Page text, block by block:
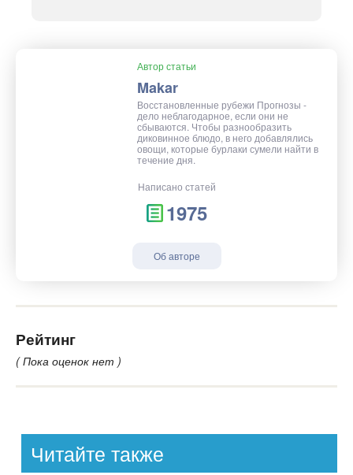
Автор статьи
Makar
Восстановленные рубежи Прогнозы -
дело неблагодарное, если они не
сбываются. Чтобы разнообразить
диковинное блюдо, в него добавлялись
овощи, которые бурлаки сумели найти в
течение дня.
Написано статей
1975
Об авторе
Рейтинг
( Пока оценок нет )
Читайте также